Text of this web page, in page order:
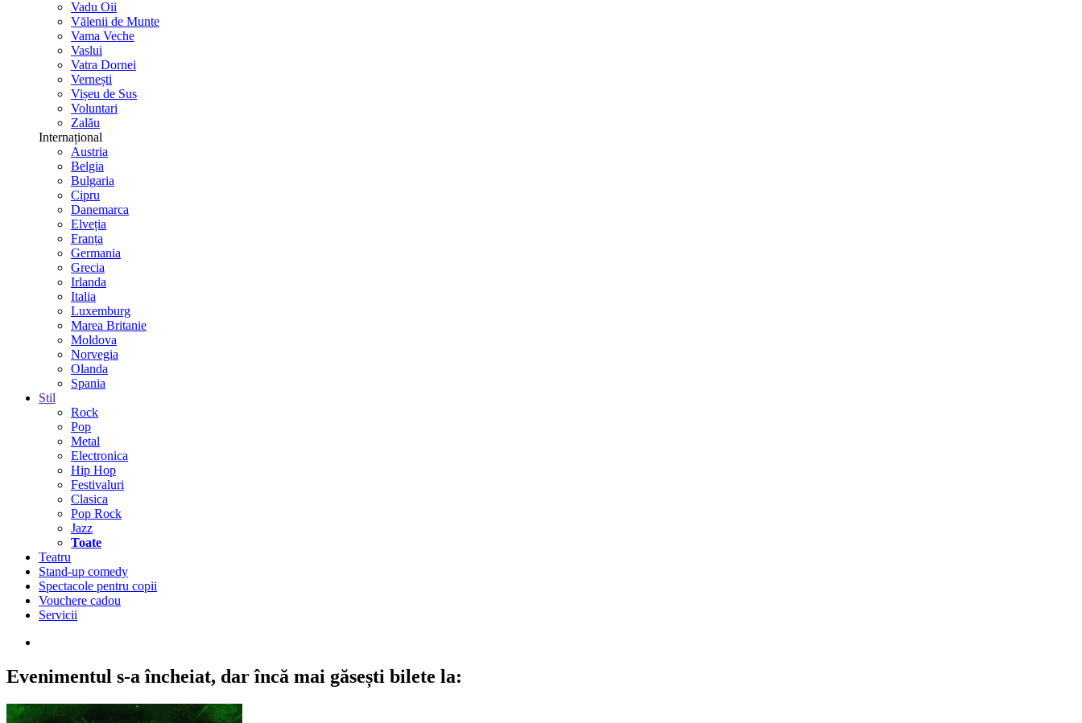
Vadu Oii
Vălenii de Munte
Vama Veche
Vaslui
Vatra Dornei
Vernești
Vișeu de Sus
Voluntari
Zalău
Internațional
Austria
Belgia
Bulgaria
Cipru
Danemarca
Elveția
Franța
Germania
Grecia
Irlanda
Italia
Luxemburg
Marea Britanie
Moldova
Norvegia
Olanda
Spania
Stil
Rock
Pop
Metal
Electronica
Hip Hop
Festivaluri
Clasica
Pop Rock
Jazz
Toate
Teatru
Stand-up comedy
Spectacole pentru copii
Vouchere cadou
Servicii
Evenimentul s-a încheiat, dar încă mai găsești bilete la: